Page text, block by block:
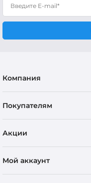
Компания
Покупателям
Акции
Мой аккаунт